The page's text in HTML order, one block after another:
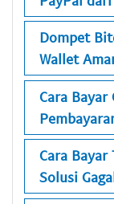
Dompet
Wallet
Cara
Cara
Solusi